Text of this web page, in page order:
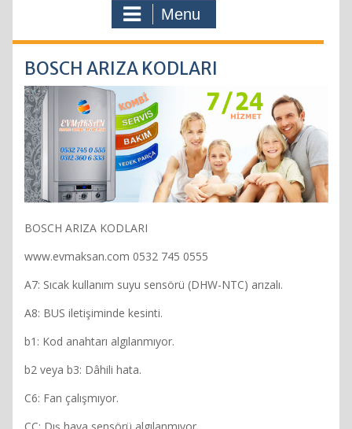
Menu
BOSCH ARIZA KODLARI
BOSCH ARIZA KODLARI
www.evmaksan.com 0532 745 0555
A7: Sıcak kullanım suyu sensörü (DHW-NTC) arızalı.
A8: BUS iletişiminde kesinti.
b1: Kod anahtarı algılanmıyor.
b2 veya b3: Dâhili hata.
C6: Fan çalışmıyor.
CC: Dış hava sensörü algılanmıyor.